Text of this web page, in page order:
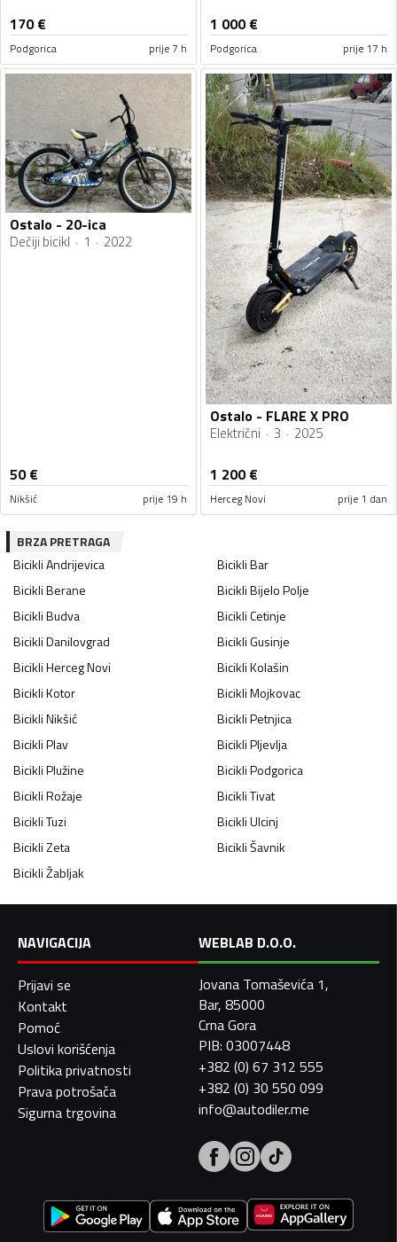
170€
Podgorica prije 7 h
1 000€
Podgorica prije 17 h
Ostalo - 20-ica
Dečiji bicikl 1 2022
50€
Nikšić prije 19 h
Ostalo - FLARE X PRO
Električni 3 2025
1 200€
Herceg Novi prije 1 dan
BRZA PRETRAGA
BicikliAndrijevica BicikliBar
BicikliBerane BicikliBijelo Polje
BicikliBudva BicikliCetinje
BicikliDanilovgrad BicikliGusinje
BicikliHerceg Novi BicikliKolašin
BicikliKotor BicikliMojkovac
BicikliNikšić BicikliPetnjica
BicikliPlav BicikliPljevlja
BicikliPlužine BicikliPodgorica
BicikliRožaje BicikliTivat
BicikliTuzi BicikliUlcinj
BicikliZeta BicikliŠavnik
BicikliŽabljak
NAVIGACIJA
Prijavi se
Kontakt
Pomoć
Uslovi korišćenja
Politika privatnosti
Prava potrošača
Sigurna trgovina
WEBLAB D.O.O.
Jovana Tomaševića 1,
Bar, 85000
Crna Gora
PIB: 03007448
+382 (0) 67 312 555
+382 (0) 30 550 099
info@autodiler.me